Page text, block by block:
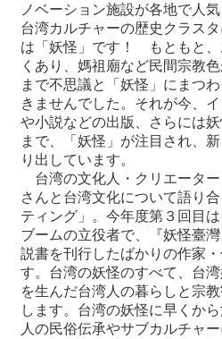
新
情
報
と
申
込
過
去
行
事
台
湾
の
本
ノベーション施設が各地で人
台湾カルチャーの歴史クラス
は「妖怪」です！ もともと、
くあり、媽祖廟など民間宗教
まで不思議と「妖怪」にまつ
きませんでした。それが今、
や小説などの出版、さらには
まで、「妖怪」が注目され、
り出しています。
台湾の文化人・クリエータ
さんと台湾文化について語り
ティング」。今年度第３回目
ブームの立役者で、『妖怪臺
説書を刊行したばかりの作家
す。台湾の妖怪のすべて、台
を生んだ台湾人の暮らしと宗
します。台湾の妖怪に早くか
人の民俗伝承やサブカルチャ